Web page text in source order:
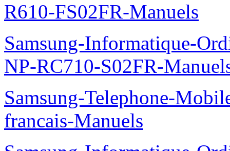
R610-FS02FR-Manuels
Samsung-Informatique-
NP-RC710-S02FR-
Samsung-Telephone-
francais-Manuels